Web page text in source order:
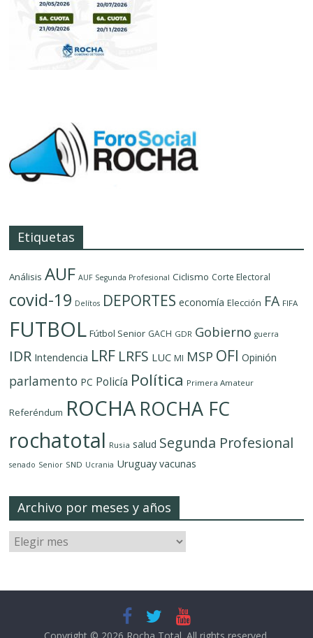
Etiquetas
Análisis AUF AUF Segunda Profesional Ciclismo Corte Electoral
covid-19 Delítos DEPORTES economía Elección FA FIFA
FUTBOL Fútbol Senior GACH GDR Gobierno guerra
IDR Intendencia LRF LRFS LUC MI MSP OFI Opinión
parlamento PC Policía Política Primera Amateur
Referéndum ROCHAROCHA FC
rochatotal Rusia salud Segunda Profesional
senado Senior SND Ucrania Uruguay vacunas
Archivo por meses y años